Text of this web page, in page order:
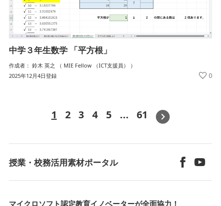
中学３年生数学 「平方根」
作成者： 鈴木 英之 （ MIE Fellow （ICT支援員） ）
2025年12月4日登録
0
1 2 3 4 5 ... 61
授業・校務活用素材ポータル
マイクロソフト認定教育イノベーターが全面協力！